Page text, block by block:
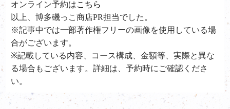
オンライン予約はこちら
以上、博多磯っこ商店PR担当でした。
※記事中では一部著作権フリーの画像を使用している場
合がございます。
※記載している内容、コース構成、金額等、実際と異な
る場合もございます。詳細は、予約時にご確認くださ
い。